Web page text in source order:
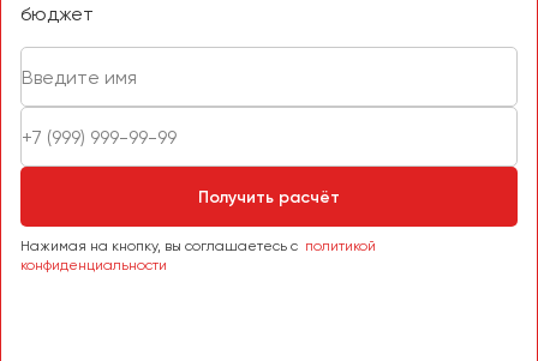
бюджет
Получить расчёт
Нажимая на кнопку, вы соглашаетесь с политикой
конфиденциальности